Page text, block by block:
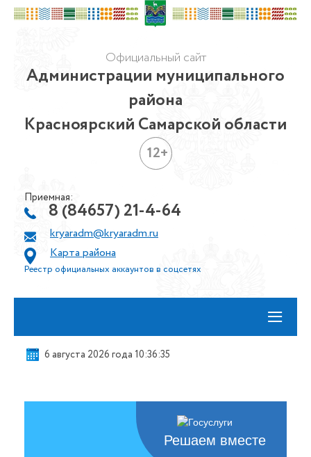
Официальный сайт
Администрации муниципального
района
Красноярский Самарской области
12+
Приемная:
8 (84657) 21-4-64
kryaradm@kryaradm.ru
Карта района
Реестр официальных аккаунтов в соцсетях
≡
6 августа 2026 года 10:36:36
Решаем вместе